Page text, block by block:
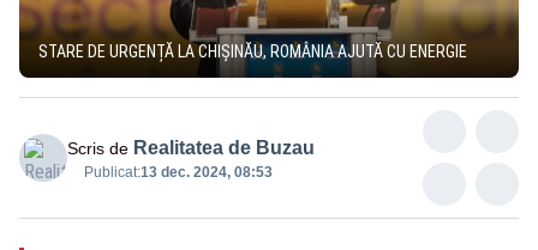
STARE DE URGENȚĂ LA CHIȘINĂU, ROMÂNIA AJUTĂ CU ENERGIE
Scris de Realitatea de Buzau
Publicat:13 dec. 2024, 08:53